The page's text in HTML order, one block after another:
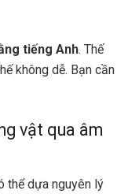
tiếng Anh. Thế
không dễ. Bạn cần
vật qua âm
thể dựa nguyên lý